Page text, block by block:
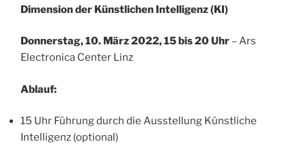
Dimension der Künstlichen Intelligenz (KI)
Donnerstag, 10. März 2022, 15 bis 20 Uhr – Ars
Electronica Center Linz
Ablauf:
15 Uhr Führung durch die Ausstellung Künstliche
Intelligenz (optional)